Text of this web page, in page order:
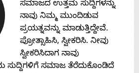
ಸಮಾಜದ ಉತ್ತಮ ಸುದ್ದಿಗಳನ್ನು
ನಾವು ನಿಮ್ಮ ಮುಂದಿಡುವ
ಪ್ರಯತ್ನವನ್ನು ಮಾಡುತ್ತಿದ್ದೇವೆ.
ಪ್ರೋತ್ಸಾಹಿಸಿ, ಸ್ವೀಕರಿಸಿ. ನೀವು
ಸ್ವೀಕರಿಸಿದಾಗ ನಾವು
ಸಮಾಜ ತೆರೆದುಕೊಂಡಿದೆ